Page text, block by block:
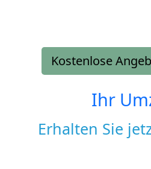
Kostenlose
Ihr
Erhalten Sie